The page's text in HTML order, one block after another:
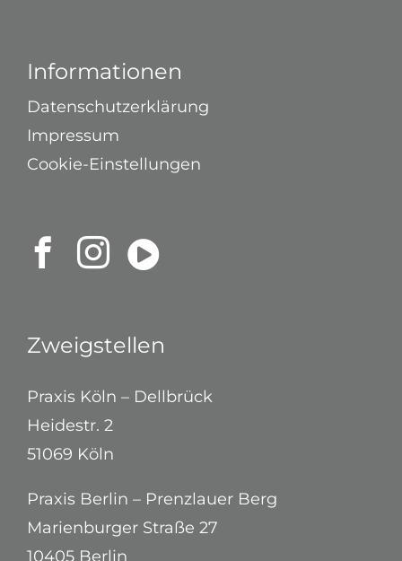
Informationen
Datenschutzerklärung
Impressum
Cookie-Einstellungen
Zweigstellen
Praxis Köln – Dellbrück
Heidestr. 2
51069 Köln
Praxis Berlin – Prenzlauer Berg
Marienburger Straße 27
10405 Berlin